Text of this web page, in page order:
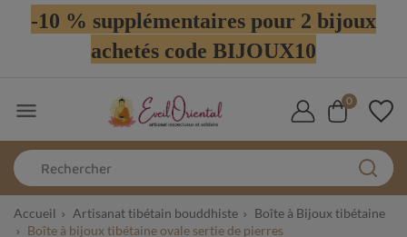
-10 % supplémentaires pour 2 bijoux
achetés code BIJOUX10
 0
Accueil Artisanat tibétain bouddhiste
Boîte à Bijoux tibétaine
Boîte à bijoux tibétaine ovale sertie de pierres